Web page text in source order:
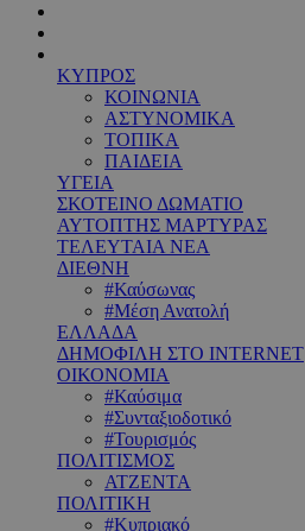
ΚΥΠΡΟΣ
ΚΟΙΝΩΝΙΑ
ΑΣΤΥΝΟΜΙΚΑ
ΤΟΠΙΚΑ
ΠΑΙΔΕΙΑ
ΥΓΕΙΑ
ΣΚΟΤΕΙΝΟ ΔΩΜΑΤΙΟ
ΑΥΤΟΠΤΗΣ ΜΑΡΤΥΡΑΣ
ΤΕΛΕΥΤΑΙΑ ΝΕΑ
ΔΙΕΘΝΗ
#Καύσωνας
#Μέση Ανατολή
ΕΛΛΑΔΑ
ΔΗΜΟΦΙΛΗ ΣΤΟ INTERNET
ΟΙΚΟΝΟΜΙΑ
#Καύσιμα
#Συνταξιοδοτικό
#Τουρισμός
ΠΟΛΙΤΙΣΜΟΣ
ΑΤΖΕΝΤΑ
ΠΟΛΙΤΙΚΗ
#Κυπριακό